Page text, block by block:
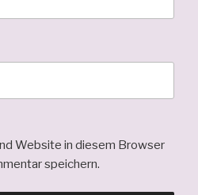
Website in diesem Browser
speichern.